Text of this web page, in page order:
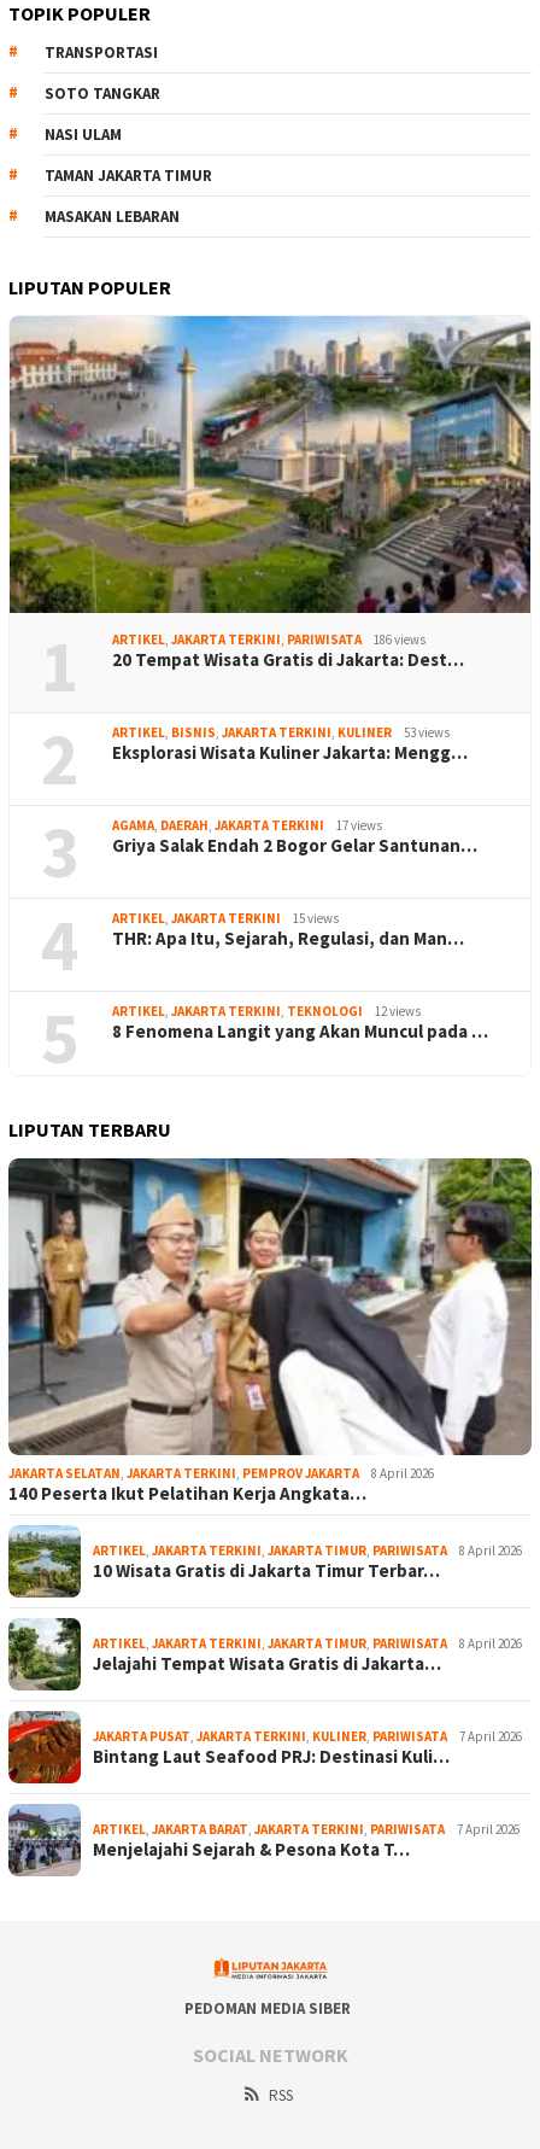
TOPIK POPULER
TRANSPORTASI
SOTO TANGKAR
NASI ULAM
TAMAN JAKARTA TIMUR
MASAKAN LEBARAN
LIPUTAN POPULER
1 ARTIKEL, JAKARTA TERKINI, PARIWISATA 186 views
20 Tempat Wisata Gratis di Jakarta: Dest…
2 ARTIKEL, BISNIS, JAKARTA TERKINI, KULINER 53 views
Eksplorasi Wisata Kuliner Jakarta: Mengg…
3 AGAMA, DAERAH, JAKARTA TERKINI 17 views
Griya Salak Endah 2 Bogor Gelar Santunan…
4 ARTIKEL, JAKARTA TERKINI 15 views
THR: Apa Itu, Sejarah, Regulasi, dan Man…
5 ARTIKEL, JAKARTA TERKINI, TEKNOLOGI 12 views
8 Fenomena Langit yang Akan Muncul pada …
LIPUTAN TERBARU
JAKARTA SELATAN, JAKARTA TERKINI, PEMPROV JAKARTA 8 April 2026
140 Peserta Ikut Pelatihan Kerja Angkata…
ARTIKEL, JAKARTA TERKINI, JAKARTA TIMUR, PARIWISATA 8 April 2026
10 Wisata Gratis di Jakarta Timur Terbar…
ARTIKEL, JAKARTA TERKINI, JAKARTA TIMUR, PARIWISATA 8 April 2026
Jelajahi Tempat Wisata Gratis di Jakarta…
JAKARTA PUSAT, JAKARTA TERKINI, KULINER, PARIWISATA 7 April 2026
Bintang Laut Seafood PRJ: Destinasi Kuli…
ARTIKEL, JAKARTA BARAT, JAKARTA TERKINI, PARIWISATA 7 April 2026
Menjelajahi Sejarah & Pesona Kota T…
PEDOMAN MEDIA SIBER
SOCIAL NETWORK
RSS